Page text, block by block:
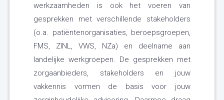
werkzaamheden is ook het voeren van
gesprekken met verschillende stakeholders
(o.a. patiëntenorganisaties, beroepsgroepen,
FMS, ZINL, VWS, NZa) en deelname aan
landelijke werkgroepen. De gesprekken met
zorgaanbieders, stakeholders en jouw
vakkennis vormen de basis voor jouw